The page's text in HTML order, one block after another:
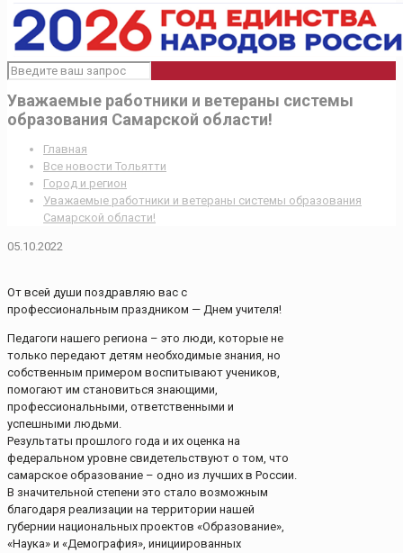
Уважаемые работники и ветераны системы
образования Самарской области!
Главная
Все новости Тольятти
Город и регион
Уважаемые работники и ветераны системы образования
Самарской области!
05.10.2022
От всей души поздравляю вас с
профессиональным праздником — Днем учителя!
Педагоги нашего региона – это люди, которые не
только передают детям необходимые знания, но
собственным примером воспитывают учеников,
помогают им становиться знающими,
профессиональными, ответственными и
успешными людьми.
Результаты прошлого года и их оценка на
федеральном уровне свидетельствуют о том, что
самарское образование – одно из лучших в России.
В значительной степени это стало возможным
благодаря реализации на территории нашей
губернии национальных проектов «Образование»,
«Наука» и «Демография», инициированных